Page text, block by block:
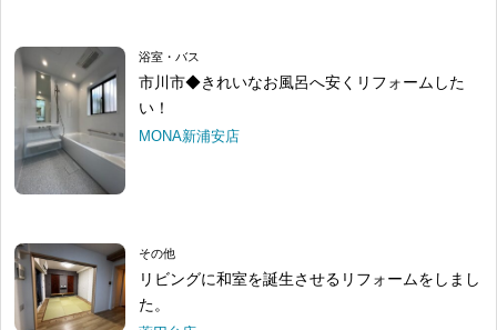
浴室・バス
市川市◆きれいなお風呂へ安くリフォームした
い！
MONA新浦安店
その他
リビングに和室を誕生させるリフォームをしまし
た。